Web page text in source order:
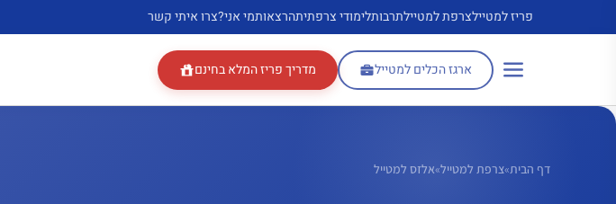
פריז למטיילצרפת למטיילתרבותלימודי צרפתיתהרצאותמי אני?צרו איתי קשר
ארגז הכלים למטייל מדריך פריז המלא בחינם
דף הבית»צרפת למטייל»אלזס למטייל